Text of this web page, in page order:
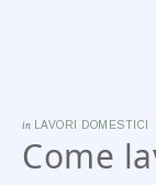
in LAVORI DOMESTICI
Come